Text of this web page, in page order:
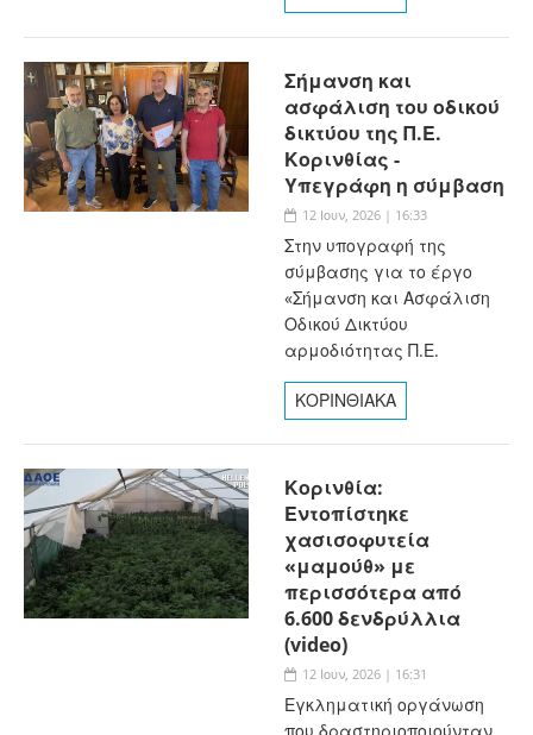
Σήμανση και
ασφάλιση του οδικού
δικτύου της Π.Ε.
Κορινθίας -
Υπεγράφη η σύμβαση
12 Ιουν, 2026 | 16:33
Στην υπογραφή της
σύμβασης για το έργο
«Σήμανση και Ασφάλιση
Οδικού Δικτύου
αρμοδιότητας Π.Ε.
ΚΟΡΙΝΘΙΑΚΑ
Κορινθία:
Εντοπίστηκε
χασισοφυτεία
«μαμούθ» με
περισσότερα από
6.600 δενδρύλλια
(video)
12 Ιουν, 2026 | 16:31
Εγκληματική οργάνωση